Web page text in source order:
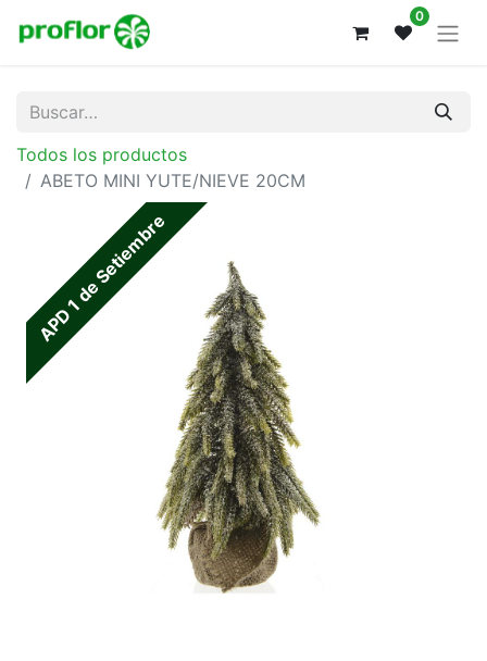
0
Todos los productos
ABETO MINI YUTE/NIEVE 20CM
APD 1 de Setiembre